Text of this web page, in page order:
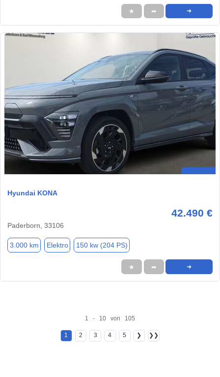
★ ➦ ➜
Hyundai KONA
42.490 €
Paderborn, 33106
3.000 km Elektro 150 kw (204 PS)
★ ➦ ➜
1 - 10 von 105
1 2 3 4 5 ❯ ❯❯